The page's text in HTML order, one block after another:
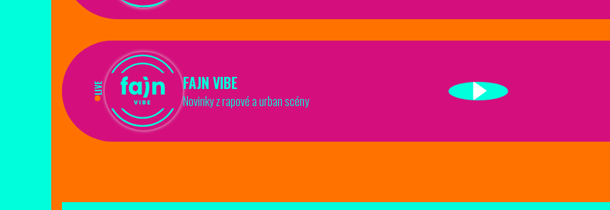
LIVE FAJN VIBE
Novinky z rapové a urban scény